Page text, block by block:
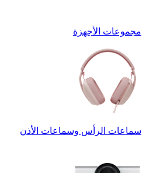
مجموعات الأجهزة
سماعات الرأس وسماعات الأذن